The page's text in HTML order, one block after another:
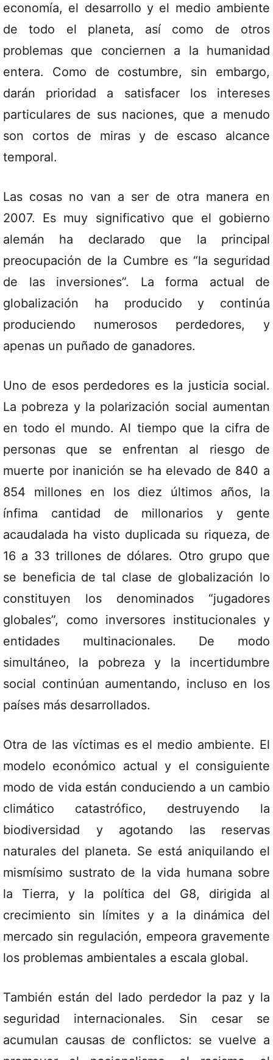
economía, el desarrollo y el medio ambiente
de todo el planeta, así como de otros
problemas que conciernen a la humanidad
entera. Como de costumbre, sin embargo,
darán prioridad a satisfacer los intereses
particulares de sus naciones, que a menudo
son cortos de miras y de escaso alcance
temporal.
Las cosas no van a ser de otra manera en
2007. Es muy significativo que el gobierno
alemán ha declarado que la principal
preocupación de la Cumbre es “la seguridad
de las inversiones”. La forma actual de
globalización ha producido y continúa
produciendo numerosos perdedores, y
apenas un puñado de ganadores.
Uno de esos perdedores es la justicia social.
La pobreza y la polarización social aumentan
en todo el mundo. Al tiempo que la cifra de
personas que se enfrentan al riesgo de
muerte por inanición se ha elevado de 840 a
854 millones en los diez últimos años, la
ínfima cantidad de millonarios y gente
acaudalada ha visto duplicada su riqueza, de
16 a 33 trillones de dólares. Otro grupo que
se beneficia de tal clase de globalización lo
constituyen los denominados “jugadores
globales”, como inversores institucionales y
entidades multinacionales. De modo
simultáneo, la pobreza y la incertidumbre
social continúan aumentando, incluso en los
países más desarrollados.
Otra de las víctimas es el medio ambiente. El
modelo económico actual y el consiguiente
modo de vida están conduciendo a un cambio
climático catastrófico, destruyendo la
biodiversidad y agotando las reservas
naturales del planeta. Se está aniquilando el
mismísimo sustrato de la vida humana sobre
la Tierra, y la política del G8, dirigida al
crecimiento sin límites y a la dinámica del
mercado sin regulación, empeora gravemente
los problemas ambientales a escala global.
También están del lado perdedor la paz y la
seguridad internacionales. Sin cesar se
acumulan causas de conflictos: se vuelve a